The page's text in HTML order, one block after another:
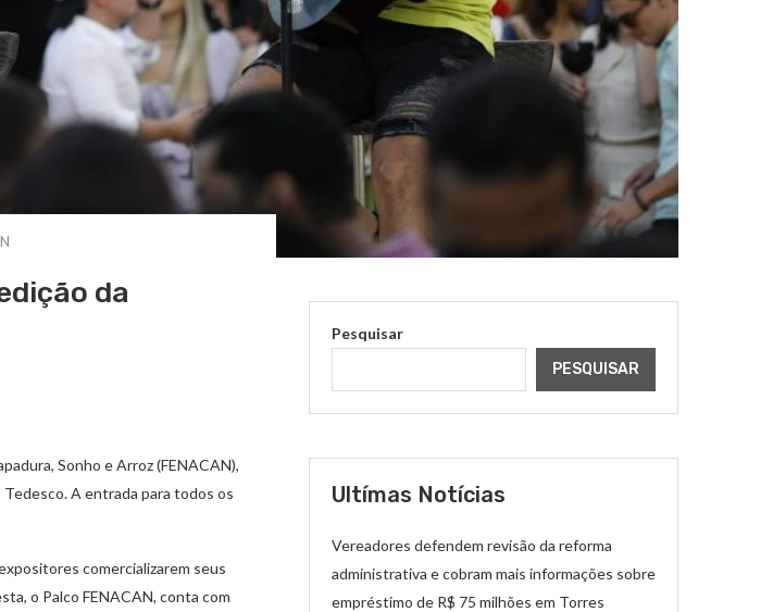
da
Sonho e Arroz (FENACAN),
A entrada para todos os
comercializarem seus
o Palco FENACAN, conta com
Pesquisar
PESQUISAR
Ultímas Notícias
Vereadores defendem revisão da reforma
administrativa e cobram mais informações sobre
empréstimo de R$ 75 milhões em Torres